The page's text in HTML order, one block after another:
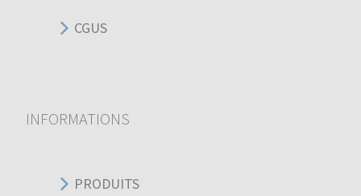
CGUS
INFORMATIONS
PRODUITS